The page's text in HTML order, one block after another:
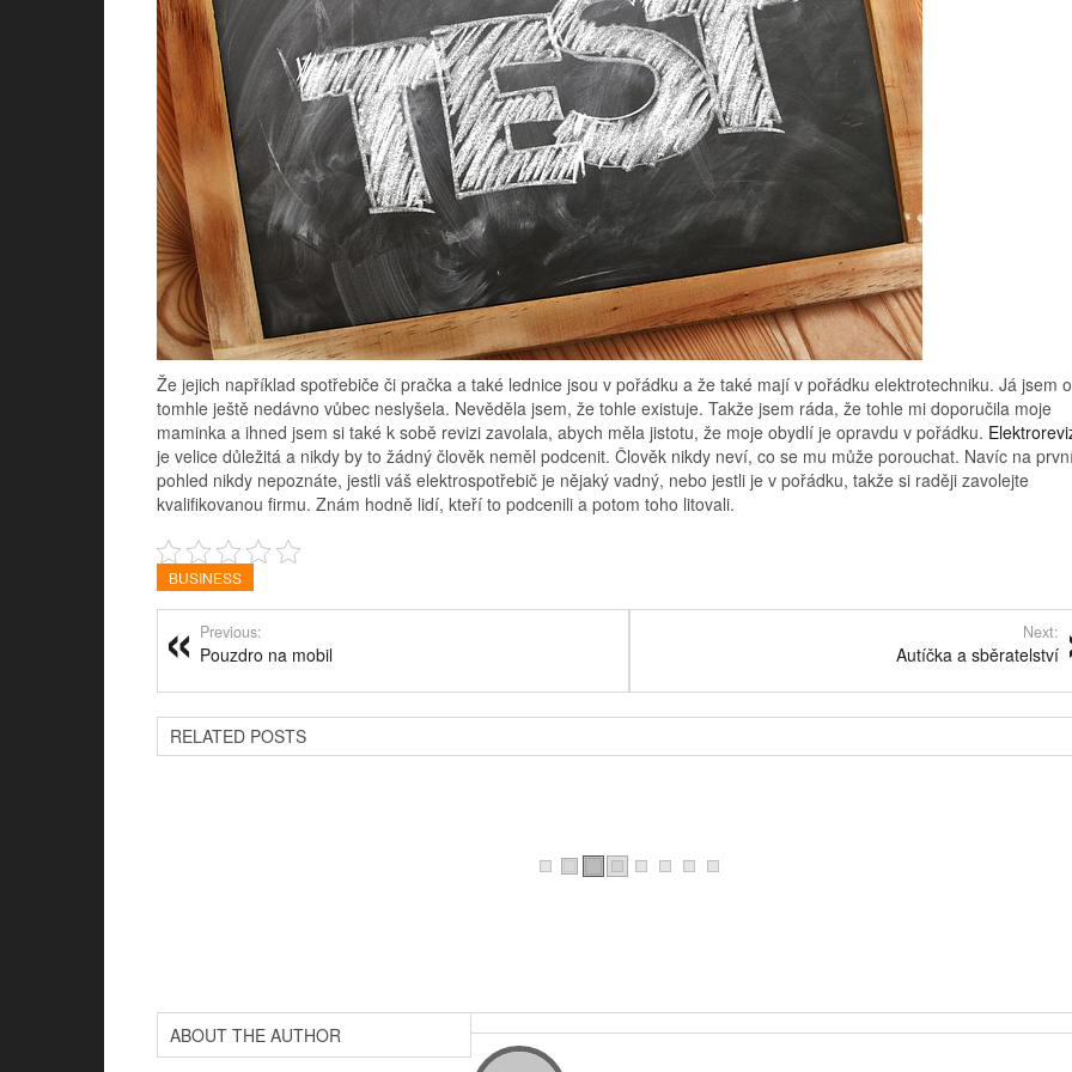
Že jejich například spotřebiče či pračka a také lednice jsou v pořádku a že také mají v pořádku elektrotechniku. Já jsem o
tomhle ještě nedávno vůbec neslyšela. Nevěděla jsem, že tohle existuje. Takže jsem ráda, že tohle mi doporučila moje
maminka a ihned jsem si také k sobě revizi zavolala, abych měla jistotu, že moje obydlí je opravdu v pořádku.
je velice důležitá a nikdy by to žádný člověk neměl podcenit. Člověk nikdy neví, co se mu může porouchat. Navíc na
pohled nikdy nepoznáte, jestli váš elektrospotřebič je nějaký vadný, nebo jestli je v pořádku, takže si raději zavolejte
kvalifikovanou firmu. Znám hodně lidí, kteří to podcenili a potom toho litovali.
BUSINESS
Previous:
Pouzdro na mobil
Next:
Autíčka a sběratelství
RELATED POSTS
ABOUT THE AUTHOR